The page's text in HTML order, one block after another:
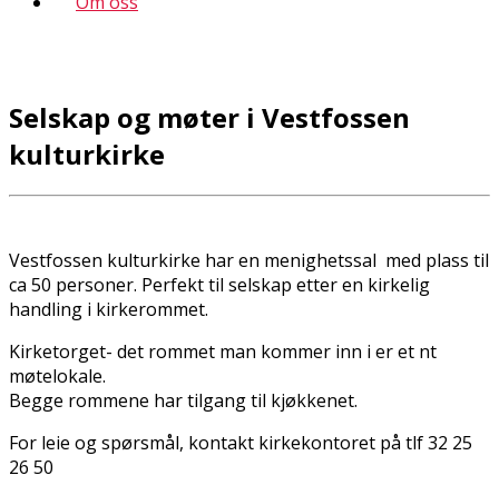
Selskap og møter i Vestfossen
kulturkirke
Vestfossen kulturkirke har en menighetssal med plass til
ca 50 personer. Perfekt til selskap etter en kirkelig
handling i kirkerommet.
Kirketorget- det rommet man kommer inn i er et fint
møtelokale.
Begge rommene har tilgang til kjøkkenet.
For leie og spørsmål, kontakt kirkekontoret på tlf 32 25
26 50